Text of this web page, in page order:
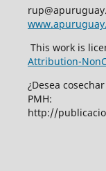
This work is
Attribution-
¿Desea
PMH:
http://